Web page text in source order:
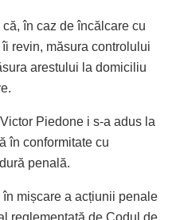
în caz de încălcare cu
revin, măsura controlului
arestului la domiciliu
Piedone i s-a adus la
în conformitate cu
penală.
mișcare a acțiunii penale
reglementată de Codul de